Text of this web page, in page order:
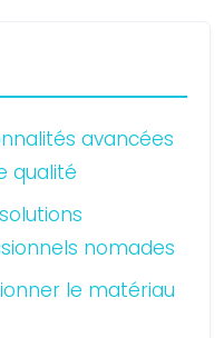
avancées
qualité
nomades
le matériau